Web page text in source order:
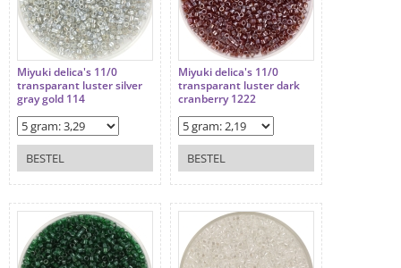
Miyuki delica's 11/0
transparant luster silver
gray gold 114
BESTEL
Miyuki delica's 11/0
transparant luster dark
cranberry 1222
BESTEL